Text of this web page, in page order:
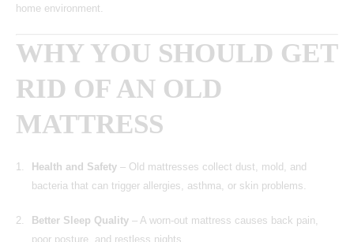
home environment.
WHY YOU SHOULD GET
RID OF AN OLD
MATTRESS
Health and Safety – Old mattresses collect dust, mold, and
bacteria that can trigger allergies, asthma, or skin problems.
Better Sleep Quality – A worn-out mattress causes back pain,
poor posture, and restless nights.